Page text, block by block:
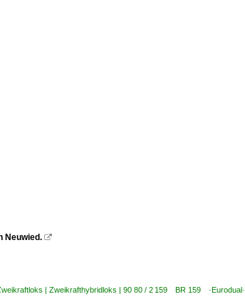
Neuwied. 
| Zweikrafthybridloks | 90 80 / 2 159 BR 159 ·Eurodual·